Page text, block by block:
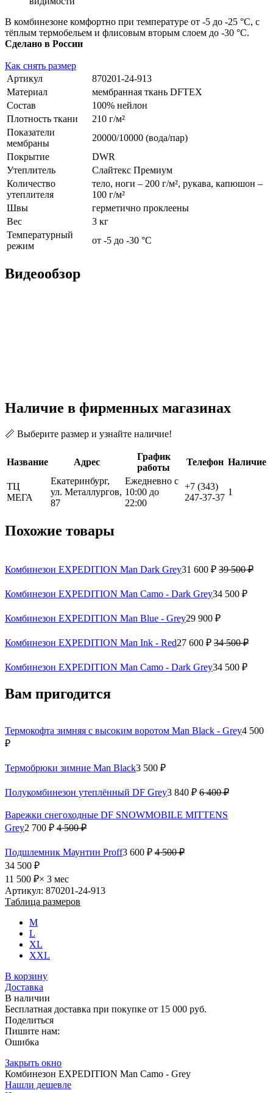
В комбинезоне комфортно при температуре от -5 до -25 °С, с
тёплым термобельем и флисовым вторым слоем до -30 °С.
Сделано в России
Как снять размер
Артикул
870201-24-913
Материал
мембранная ткань DFTEX
Состав
100% нейлон
Плотность ткани
210 г/м²
Показатели
мембраны
20000/10000 (вода/пар)
Покрытие
DWR
Утеплитель
Слайтекс Премиум
Количество
утеплителя
тело, ноги – 200 г/м², рукава, капюшон –
100 г/м²
Швы
герметично проклеены
Вес
3 кг
Температурный
режим
от -5 до -30 °С
Видеообзор
Наличие в фирменных магазинах
📏 Выберите размер и узнайте наличие!
Название Адрес
График
работы
Телефон Наличие
ТЦ
МЕГА
Екатеринбург,
ул. Металлургов,
87
Ежедневно с
10:00 до
22:00
+7 (343)
247-37-37
1
Похожие товары
Комбинезон EXPEDITION Man Dark Grey31 600 ₽ 39 500 ₽
Комбинезон EXPEDITION Man Camo - Dark Grey34 500 ₽
Комбинезон EXPEDITION Man Blue - Grey29 900 ₽
Комбинезон EXPEDITION Man Ink - Red27 600 ₽ 34 500 ₽
Комбинезон EXPEDITION Man Camo - Dark Grey34 500 ₽
Вам пригодится
Термокофта зимняя с высоким воротом Man Black - Grey4 500
₽
Термобрюки зимние Man Black3 500 ₽
Полукомбинезон утеплённый DF Grey3 840 ₽ 6 400 ₽
Варежки снегоходные DF SNOWMOBILE MITTENS
Grey2 700 ₽ 4 500 ₽
Подшлемник Маунтин Proff3 600 ₽ 4 500 ₽
34 500 ₽
11 500 ₽× 3 мес
Артикул: 870201-24-913
Таблица размеров
M
L
XL
XXL
В корзину
Доставка
В наличии
Бесплатная доставка при покупке от 15 000 руб.
Поделиться
Пишите нам:
Ошибка
Закрыть окно
Комбинезон EXPEDITION Man Camo - Grey
Нашли дешевле